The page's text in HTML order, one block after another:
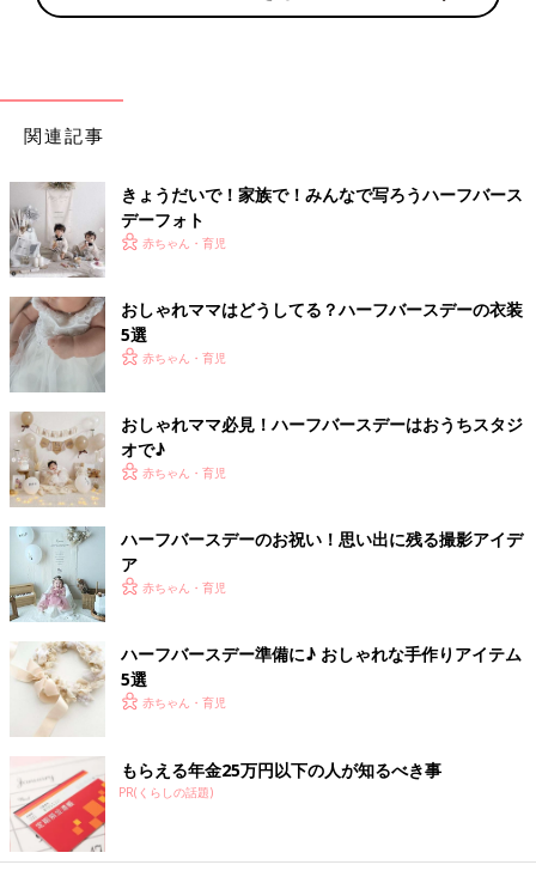
関連記事
きょうだいで！家族で！みんなで写ろうハーフバース
デーフォト
赤ちゃん・育児
おしゃれママはどうしてる？ハーフバースデーの衣装
5選
赤ちゃん・育児
おしゃれママ必見！ハーフバースデーはおうちスタジ
オで♪
赤ちゃん・育児
ハーフバースデーのお祝い！思い出に残る撮影アイデ
ア
赤ちゃん・育児
ハーフバースデー準備に♪ おしゃれな手作りアイテム
5選
赤ちゃん・育児
もらえる年金25万円以下の人が知るべき事
PR(くらしの話題)